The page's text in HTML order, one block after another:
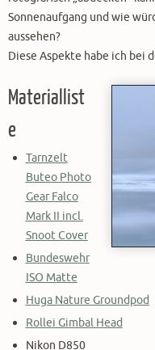
Sonnenaufgang und wie
aussehen?
Diese Aspekte habe ich bei
Materiallist
e
Tarnzelt
Buteo Photo
Gear Falco
Mark II incl.
Snoot Cover
Bundeswehr
ISO Matte
Huga Nature Groundpod
Rollei Gimbal Head
Nikon D850